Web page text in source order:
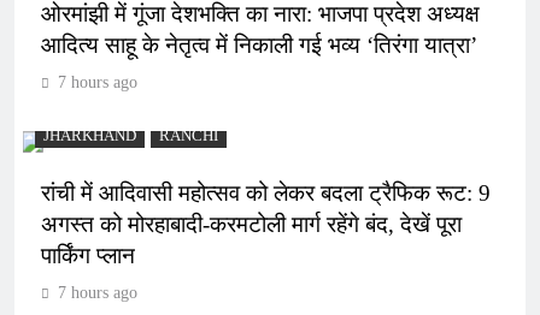
ओरमांझी में गूंजा देशभक्ति का नारा: भाजपा प्रदेश अध्यक्ष
आदित्य साहू के नेतृत्व में निकाली गई भव्य ‘तिरंगा यात्रा’
7 hours ago
JHARKHAND RANCHI
रांची में आदिवासी महोत्सव को लेकर बदला ट्रैफिक रूट: 9
अगस्त को मोरहाबादी-करमटोली मार्ग रहेंगे बंद, देखें पूरा
पार्किंग प्लान
7 hours ago